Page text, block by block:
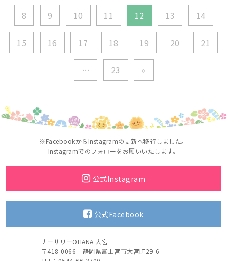
8 9 10 11 12 13 14
15 16 17 18 19 20 21
… 23 »
※FacebookからInstagramの更新へ移行しました。
Instagramでのフォローをお願いいたします。
公式Instagram
公式Facebook
ナーサリーOHANA 大宮
〒418-0066 静岡県富士宮市大宮町29-6